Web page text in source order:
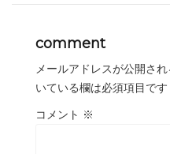
comment
メールアドレスが公開さ
いている欄は必須項目です
コメント ※